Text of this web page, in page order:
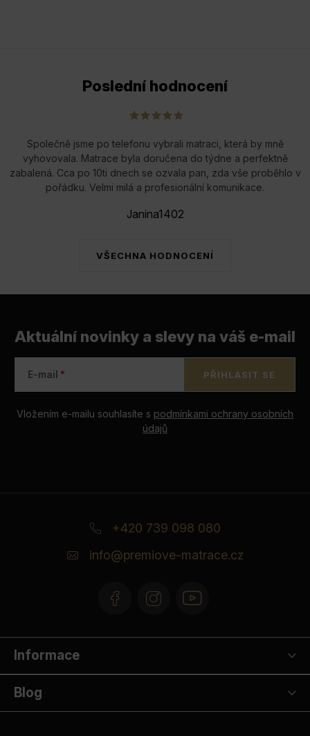
Poslední hodnocení
VŠECHNA HODNOCENÍ
Společně jsme po telefonu vybrali matraci, která by mně
vyhovovala. Matrace byla doručena do týdne a perfektně
zabalená. Cca po 10ti dnech se ozvala pan, zda vše proběhlo v
pořádku. Velmi milá a profesionální komunikace.
Janina1402
Aktuální novinky a slevy na váš e-mail
E-mail
Vložením e-mailu souhlasíte s podmínkami ochrany osobních
údajů
PŘIHLÁSIT SE
Informace
Blog
+420 739 098 080
info@premiove-matrace.cz